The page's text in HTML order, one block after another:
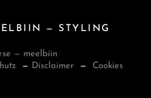
— STYLING
— meelbiin
— Disclaimer — Cookies